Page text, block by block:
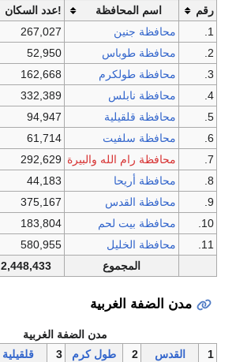
رقم اسم المحافظة
!عدد السكان
1.
محافظة جنين
267,027
2.
محافظة طوباس
52,950
3.
محافظة طولكرم
162,668
4.
محافظة نابلس
332,389
5.
محافظة قلقيلية
94,947
6.
محافظة سلفيت
61,714
7.
محافظة رام الله والبيرة 292,629
8.
محافظة أريحا
44,183
9.
محافظة القدس
375,167
10.
محافظة بيت لحم
183,804
11.
محافظة الخليل
580,955
المجموع
2,448,433
مدن الضفة الغربية
مدن الضفة الغربية
1
القدس 2 طول كرم 3 قلقيلية